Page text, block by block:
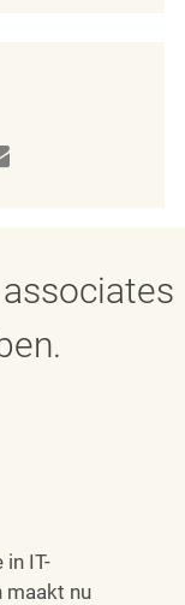
twitter
in IT-
maakt nu